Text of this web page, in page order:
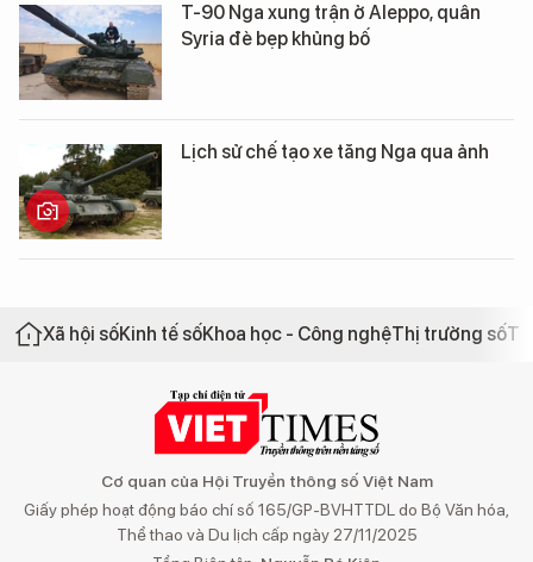
T-90 Nga xung trận ở Aleppo, quân
Syria đè bẹp khủng bố
Lịch sử chế tạo xe tăng Nga qua ảnh
Xã hội sốKinh tế sốKhoa học - Công nghệThị trường số
Cơ quan của Hội Truyền thông số Việt Nam
Giấy phép hoạt động báo chí số 165/GP-BVHTTDL do Bộ Văn hóa,
Thể thao và Du lịch cấp ngày 27/11/2025